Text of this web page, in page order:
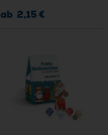
ab 2,15 €